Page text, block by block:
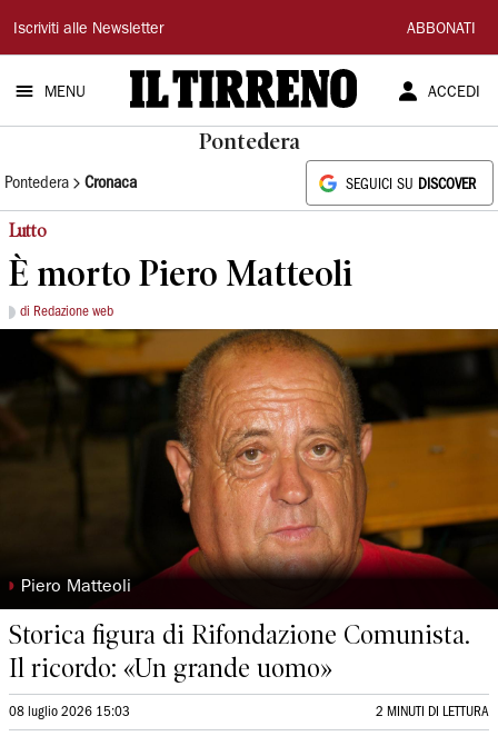
Il
Tirreno
Iscriviti alle Newsletter ABBONATI
MENU ACCEDI
Pontedera
Pontedera Cronaca SEGUICI SU DISCOVER
Lutto
È morto Piero Matteoli
di Redazione web
◗ Piero Matteoli
Storica figura di Rifondazione Comunista.
Il ricordo: «Un grande uomo»
08 luglio 2026 15:03 2 MINUTI DI LETTURA